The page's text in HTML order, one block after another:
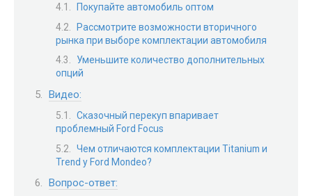
Покупайте автомобиль оптом
Рассмотрите возможности вторичного
рынка при выборе комплектации автомобиля
Уменьшите количество дополнительных
опций
Видео:
Сказочный перекуп впаривает
проблемный Ford Focus
Чем отличаются комплектации Titanium и
Trend у Ford Mondeo?
Вопрос-ответ: